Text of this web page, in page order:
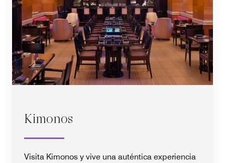
Kimonos
Visita Kimonos y vive una auténtica experiencia